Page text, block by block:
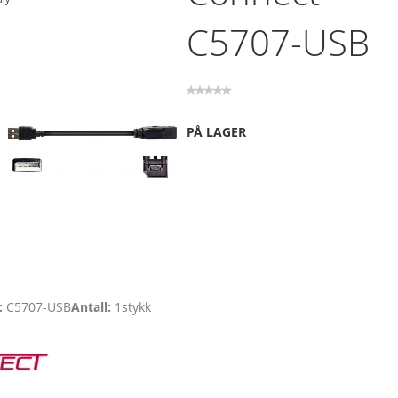
C5707-USB
PÅ LAGER
C5707-USBAntall 1 stykk